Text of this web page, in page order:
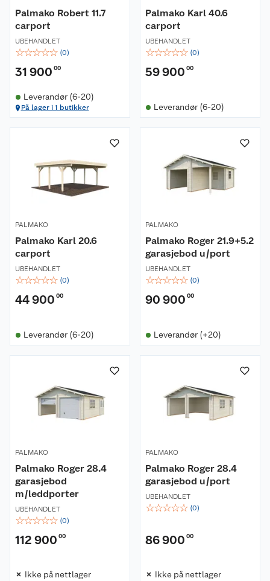
Palmako Robert 11.7
carport
UBEHANDLET
☆☆☆☆☆ (0)
31 900 00
Leverandør (6-20)
På lager i 1 butikker
Palmako Karl 40.6
carport
UBEHANDLET
☆☆☆☆☆ (0)
59 900 00
Leverandør (6-20)
PALMAKO
Palmako Karl 20.6
carport
UBEHANDLET
☆☆☆☆☆ (0)
44 900 00
Leverandør (6-20)
PALMAKO
Palmako Roger 21.9+5.2
garasjebod u/port
UBEHANDLET
☆☆☆☆☆ (0)
90 900 00
Leverandør (+20)
PALMAKO
Palmako Roger 28.4
garasjebod
m/leddporter
UBEHANDLET
☆☆☆☆☆ (0)
112 900 00
Ikke på nettlager
PALMAKO
Palmako Roger 28.4
garasjebod u/port
UBEHANDLET
☆☆☆☆☆ (0)
86 900 00
Ikke på nettlager